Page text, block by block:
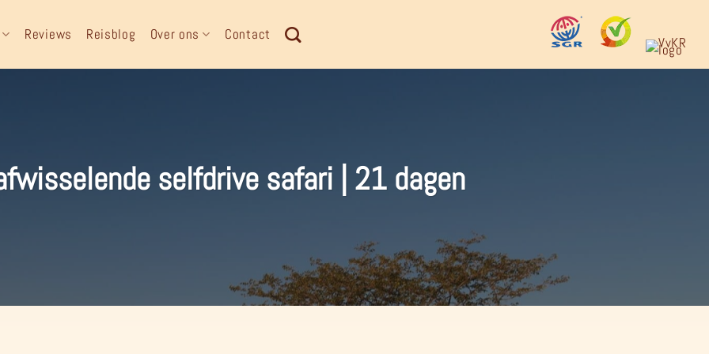
Reviews Reisblog Over ons Contact
selfdrive safari | 21 dagen